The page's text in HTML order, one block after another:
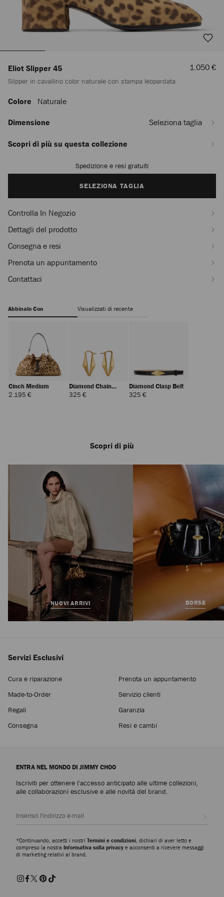
Eliot Slipper 45
Slipper in cavallino color naturale con stampa leopardata
Prezzo
1.050 €
https://row.jimmychoo.com/it/donna/scarpe/eliot-
45/slipper-
cavallino-
color-
ELIOTSLIPPER45FLOP120004.html
Colore Naturale
Scopri di più su questa collezione
Dimensione Seleziona taglia
to
Spedizione e resi gratuiti
SELEZIONA TAGLIA
Controlla In Negozio
Dettagli del prodotto
Consegna e resi
Prenota un appuntamento
Contattaci
Abbinalo Con Visualizzati di recente
Cinch Medium
2.195 €
Diamond Chain
Earring
325 €Prezzo
Standard
Diamond Clasp Belt
325 €
Eliot Slipper 45
Prezzo
Standard
Scopri di più
NUOVI ARRIVI BORSE
Servizi Esclusivi
Cura e riparazione
Prenota un appuntamento
Made-to-Order
Servizio clienti
Regali
Garanzia
Consegna
Resi e cambi
ENTRA NEL MONDO DI JIMMY CHOO
Iscriviti per ottenere l'accesso anticipato alle ultime collezioni,
alle collaborazioni esclusive e alle novità del brand.
*Continuando, accetti i nostri Termini e condizioni , dichiari di aver letto e
compreso la nostra Informativa sulla privacy e acconsenti a ricevere messaggi
di marketing relativi al brand.